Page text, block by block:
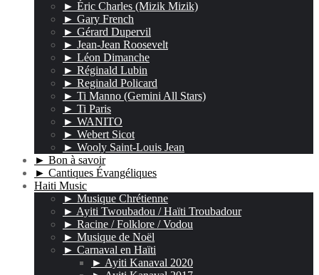
► Éric Charles (Mizik Mizik)
► Gary French
► Gérard Dupervil
► Jean-Jean Roosevelt
► Léon Dimanche
► Réginald Lubin
► Reginald Policard
► Ti Manno (Gemini All Stars)
► Ti Paris
► WANITO
► Webert Sicot
► Wooly Saint-Louis Jean
► Bon à savoir
► Cantiques Évangéliques
Haiti Music
► Musique Chrétienne
► Ayiti Twoubadou / Haïti Troubadour
► Racine / Folklore / Vodou
► Musique de Noël
► Carnaval en Haïti
► Ayiti Kanaval 2020